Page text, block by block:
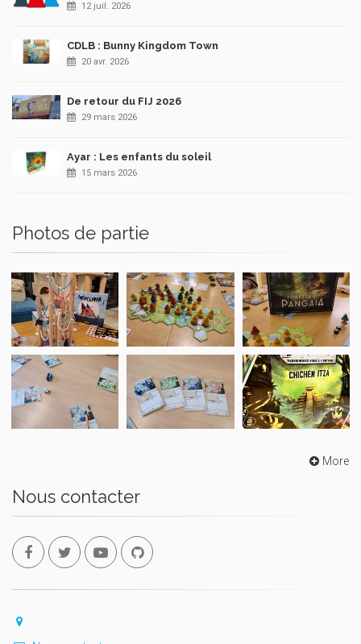
12 juil. 2026
CDLB : Bunny Kingdom Town
20 avr. 2026
De retour du FIJ 2026
29 mars 2026
Ayar : Les enfants du soleil
15 mars 2026
Photos de partie
More
Nous contacter